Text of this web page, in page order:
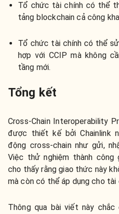
Tổ chức tài chính có thể
tảng blockchain cả công
Tổ chức tài chính có thể
hợp với CCIP mà không
tầng mới.
Tổng kết
Cross-Chain Interoperability
được thiết kế bởi Chainlink
động cross-chain như gửi,
Việc thử nghiệm thành công
cho thấy rằng giao thức này
mà còn có thể áp dụng cho tài
Thông qua bài viết này